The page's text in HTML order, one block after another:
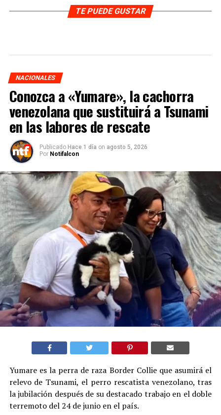
TE PUEDE GUSTAR
NACIONALES
Conozca a «Yumare», la cachorra
venezolana que sustituirá a Tsunami
en las labores de rescate
Publicado Hace 1 día on agosto 5, 2026
Por Notifalcon
Yumare es la perra de raza Border Collie que asumirá el
relevo de Tsunami, el perro rescatista venezolano, tras
la jubilación después de su destacado trabajo en el doble
terremoto del 24 de junio en el país.